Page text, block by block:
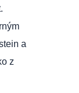
a
z